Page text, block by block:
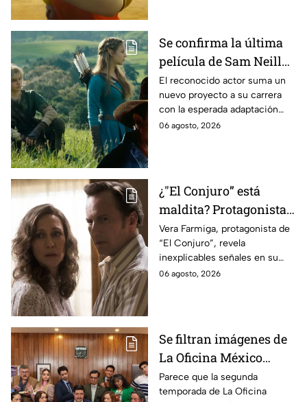
Se confirma la última
película de Sam Neill
antes de morir: esto es
lo que se sabe hasta
ahora
El reconocido actor suma un
nuevo proyecto a su carrera
con la esperada adaptación
cinematográfica del popular
06 agosto, 2026
¿"El Conjuro” está
maldita? Protagonista
revela INQUIETANTES
señales en su cuerpo
durante la grabación de
la película
Vera Farmiga, protagonista de
“El Conjuro”, revela
inexplicables señales en su
cuerpo durante el rodaje de la
06 agosto, 2026
Se filtran imágenes de
La Oficina México
temporada 2 y un
detalle desata teorías
Parece que la segunda
temporada de La Oficina